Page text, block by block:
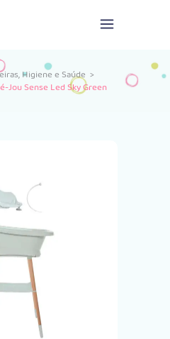
,Higiene e Saúde >
Jou Sense Led Sky Green